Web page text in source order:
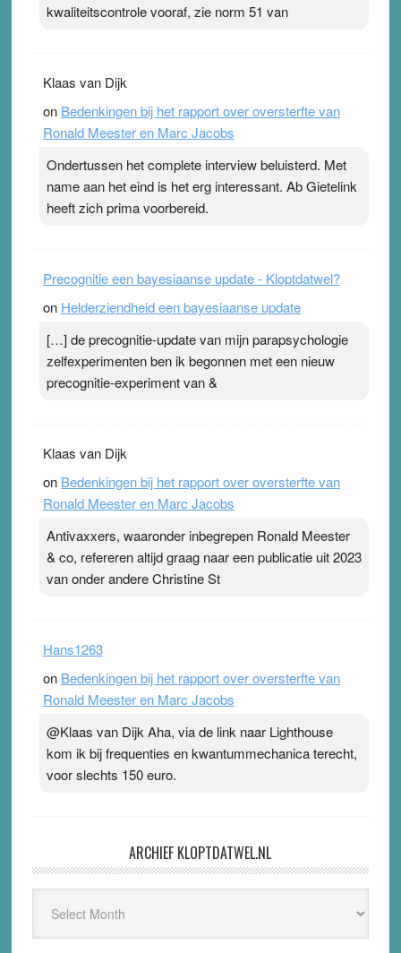
kwaliteitscontrole vooraf, zie norm 51 van
Klaas van Dijk
on Bedenkingen bij het rapport over oversterfte van
Ronald Meester en Marc Jacobs
Ondertussen het complete interview beluisterd. Met
name aan het eind is het erg interessant. Ab Gietelink
heeft zich prima voorbereid.
Precognitie een bayesiaanse update - Kloptdatwel?
on Helderziendheid een bayesiaanse update
[…] de precognitie-update van mijn parapsychologie
zelfexperimenten ben ik begonnen met een nieuw
precognitie-experiment van &
Klaas van Dijk
on Bedenkingen bij het rapport over oversterfte van
Ronald Meester en Marc Jacobs
Antivaxxers, waaronder inbegrepen Ronald Meester
& co, refereren altijd graag naar een publicatie uit 2023
van onder andere Christine St
Hans1263
on Bedenkingen bij het rapport over oversterfte van
Ronald Meester en Marc Jacobs
@Klaas van Dijk Aha, via de link naar Lighthouse
kom ik bij frequenties en kwantummechanica terecht,
voor slechts 150 euro.
ARCHIEF KLOPTDATWEL.NL
Kloptdatwel.nl